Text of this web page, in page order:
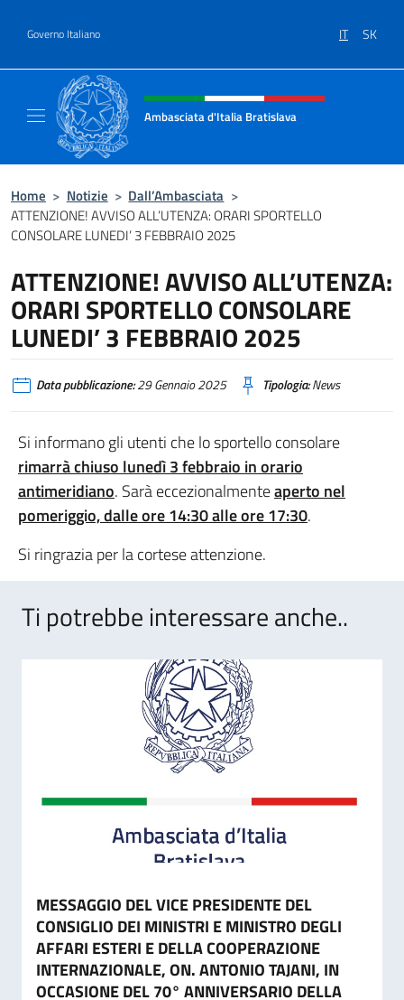
Governo Italiano IT SK
Intestazione sito, social e menù
Ambasciata d'Italia Bratislava
Home > Notizie > Dall’Ambasciata >
ATTENZIONE! AVVISO ALL’UTENZA: ORARI SPORTELLO
CONSOLARE LUNEDI’ 3 FEBBRAIO 2025
ATTENZIONE! AVVISO ALL’UTENZA:
ORARI SPORTELLO CONSOLARE
LUNEDI’ 3 FEBBRAIO 2025
Data pubblicazione:29 Gennaio 2025 Tipologia:News
Si informano gli utenti che lo sportello consolare
rimarrà chiuso lunedì 3 febbraio in orario
antimeridiano. Sarà eccezionalmenteaperto nel
pomeriggio, dalle ore 14:30 alle ore 17:30.
Si ringrazia per la cortese attenzione.
Ti potrebbe interessare anche..
MESSAGGIO DEL VICE PRESIDENTE DEL
CONSIGLIO DEI MINISTRI E MINISTRO DEGLI
AFFARI ESTERI E DELLA COOPERAZIONE
INTERNAZIONALE, ON. ANTONIO TAJANI, IN
OCCASIONE DEL 70° ANNIVERSARIO DELLA